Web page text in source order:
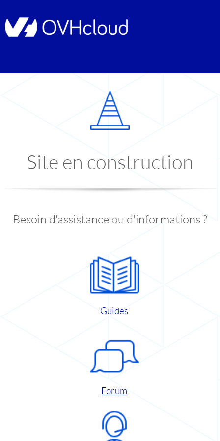
Site en construction
Besoin d'assistance ou d'informations ?
Guides
Forum